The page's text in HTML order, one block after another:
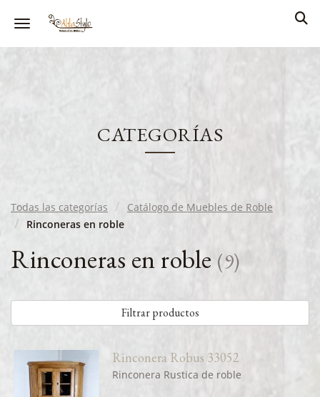
Toggle navigation
CATEGORÍAS
Todas las categorías
Catálogo de Muebles de Roble
Rinconeras en roble
Rinconeras en roble (9)
Filtrar productos
Rinconera Robus 33052
Rinconera Rustica de roble